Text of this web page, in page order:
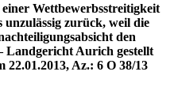
Wettbewerbsstreitigkeit
zurück, weil die
den
Landgericht Aurich gestellt
Az.: 6 O 38/13